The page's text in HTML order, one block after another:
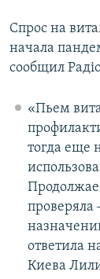
Спрос на
начала
сообщил
«Пьем
тогда еще
проверяла
ответила
Киева